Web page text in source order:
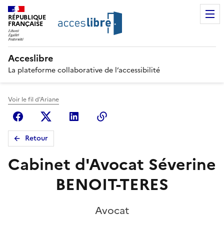
RÉPUBLIQUE
FRANÇAISE
Acceslibre
La plateforme collaborative de l’accessibilité
Voir le fil d'Ariane
FacebookX (anciennement Twitter)
Linkedin
Retour
Cabinet d'Avocat Séverine
BENOIT-TERES
Avocat